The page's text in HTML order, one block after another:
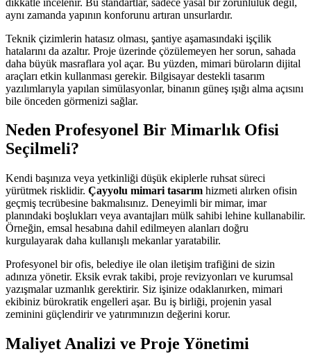
aynı zamanda yapının konforunu artıran unsurlardır.
Teknik çizimlerin hatasız olması, şantiye aşamasındaki işçilik
hatalarını da azaltır. Proje üzerinde çözülemeyen her sorun, sahada
daha büyük masraflara yol açar. Bu yüzden, mimari büroların dijital
araçları etkin kullanması gerekir. Bilgisayar destekli tasarım
yazılımlarıyla yapılan simülasyonlar, binanın güneş ışığı alma açısını
bile önceden görmenizi sağlar.
Neden Profesyonel Bir Mimarlık Ofisi
Seçilmeli?
Kendi başınıza veya yetkinliği düşük ekiplerle ruhsat süreci
yürütmek risklidir. Çayyolu mimari tasarım hizmeti alırken ofisin
geçmiş tecrübesine bakmalısınız. Deneyimli bir mimar, imar
planındaki boşlukları veya avantajları mülk sahibi lehine kullanabilir.
Örneğin, emsal hesabına dahil edilmeyen alanları doğru
kurgulayarak daha kullanışlı mekanlar yaratabilir.
Profesyonel bir ofis, belediye ile olan iletişim trafiğini de sizin
adınıza yönetir. Eksik evrak takibi, proje revizyonları ve kurumsal
yazışmalar uzmanlık gerektirir. Siz işinize odaklanırken, mimari
ekibiniz bürokratik engelleri aşar. Bu iş birliği, projenin yasal
zeminini güçlendirir ve yatırımınızın değerini korur.
Maliyet Analizi ve Proje Yönetimi